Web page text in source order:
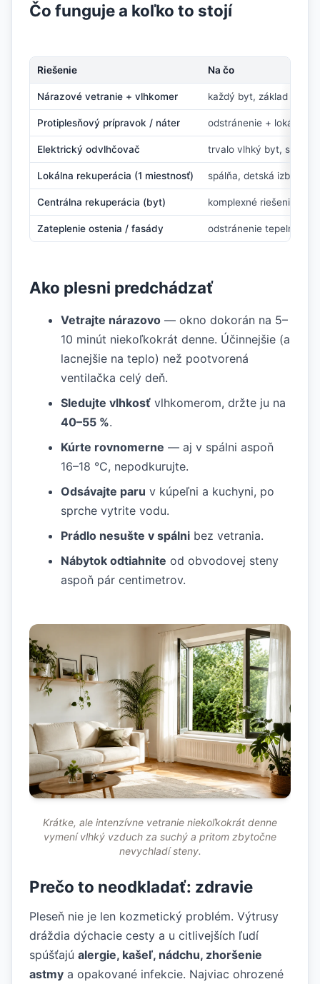
Čo funguje a koľko to stojí
Riešenie Na čo
Nárazové vetranie + vlhkomer každý byt, základ
Protiplesňový prípravok / náter odstránenie + lokálna
Elektrický odvlhčovač trvalo vlhký byt,
Lokálna rekuperácia (1 miestnosť) spálňa, detská izba
Centrálna rekuperácia (byt) komplexné riešenie
Zateplenie ostenia / fasády odstránenie tepelných
Ako plesni predchádzať
Vetrajte nárazovo — okno dokorán na 5–
10 minút niekoľkokrát denne. Účinnejšie (a
lacnejšie na teplo) než pootvorená
ventilačka celý deň.
Sledujte vlhkosť vlhkomerom, držte ju na
40–55 %.
Kúrte rovnomerne — aj v spálni aspoň
16–18 °C, nepodkurujte.
Odsávajte paru v kúpeľni a kuchyni, po
sprche vytrite vodu.
Prádlo nesušte v spálni bez vetrania.
Nábytok odtiahnite od obvodovej steny
aspoň pár centimetrov.
Krátke, ale intenzívne vetranie niekoľkokrát denne
vymení vlhký vzduch za suchý a pritom zbytočne
nevychladí steny.
Prečo to neodkladať: zdravie
Pleseň nie je len kozmetický problém. Výtrusy
dráždia dýchacie cesty a u citlivejších ľudí
spúšťajú alergie, kašeľ, nádchu, zhoršenie
astmy a opakované infekcie. Najviac ohrozené